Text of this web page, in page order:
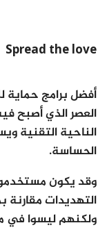
Spread the love
أفضل برامج حماية
العصر الذي أصبح
الناحية التقنية
الحساسة.
التهديدات
ولكنهم ليسوا في